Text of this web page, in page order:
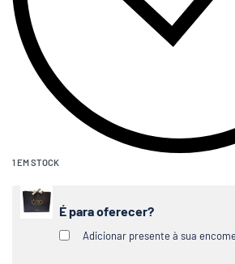
1 EM STOCK
É para oferecer?
Adicionar presente à sua